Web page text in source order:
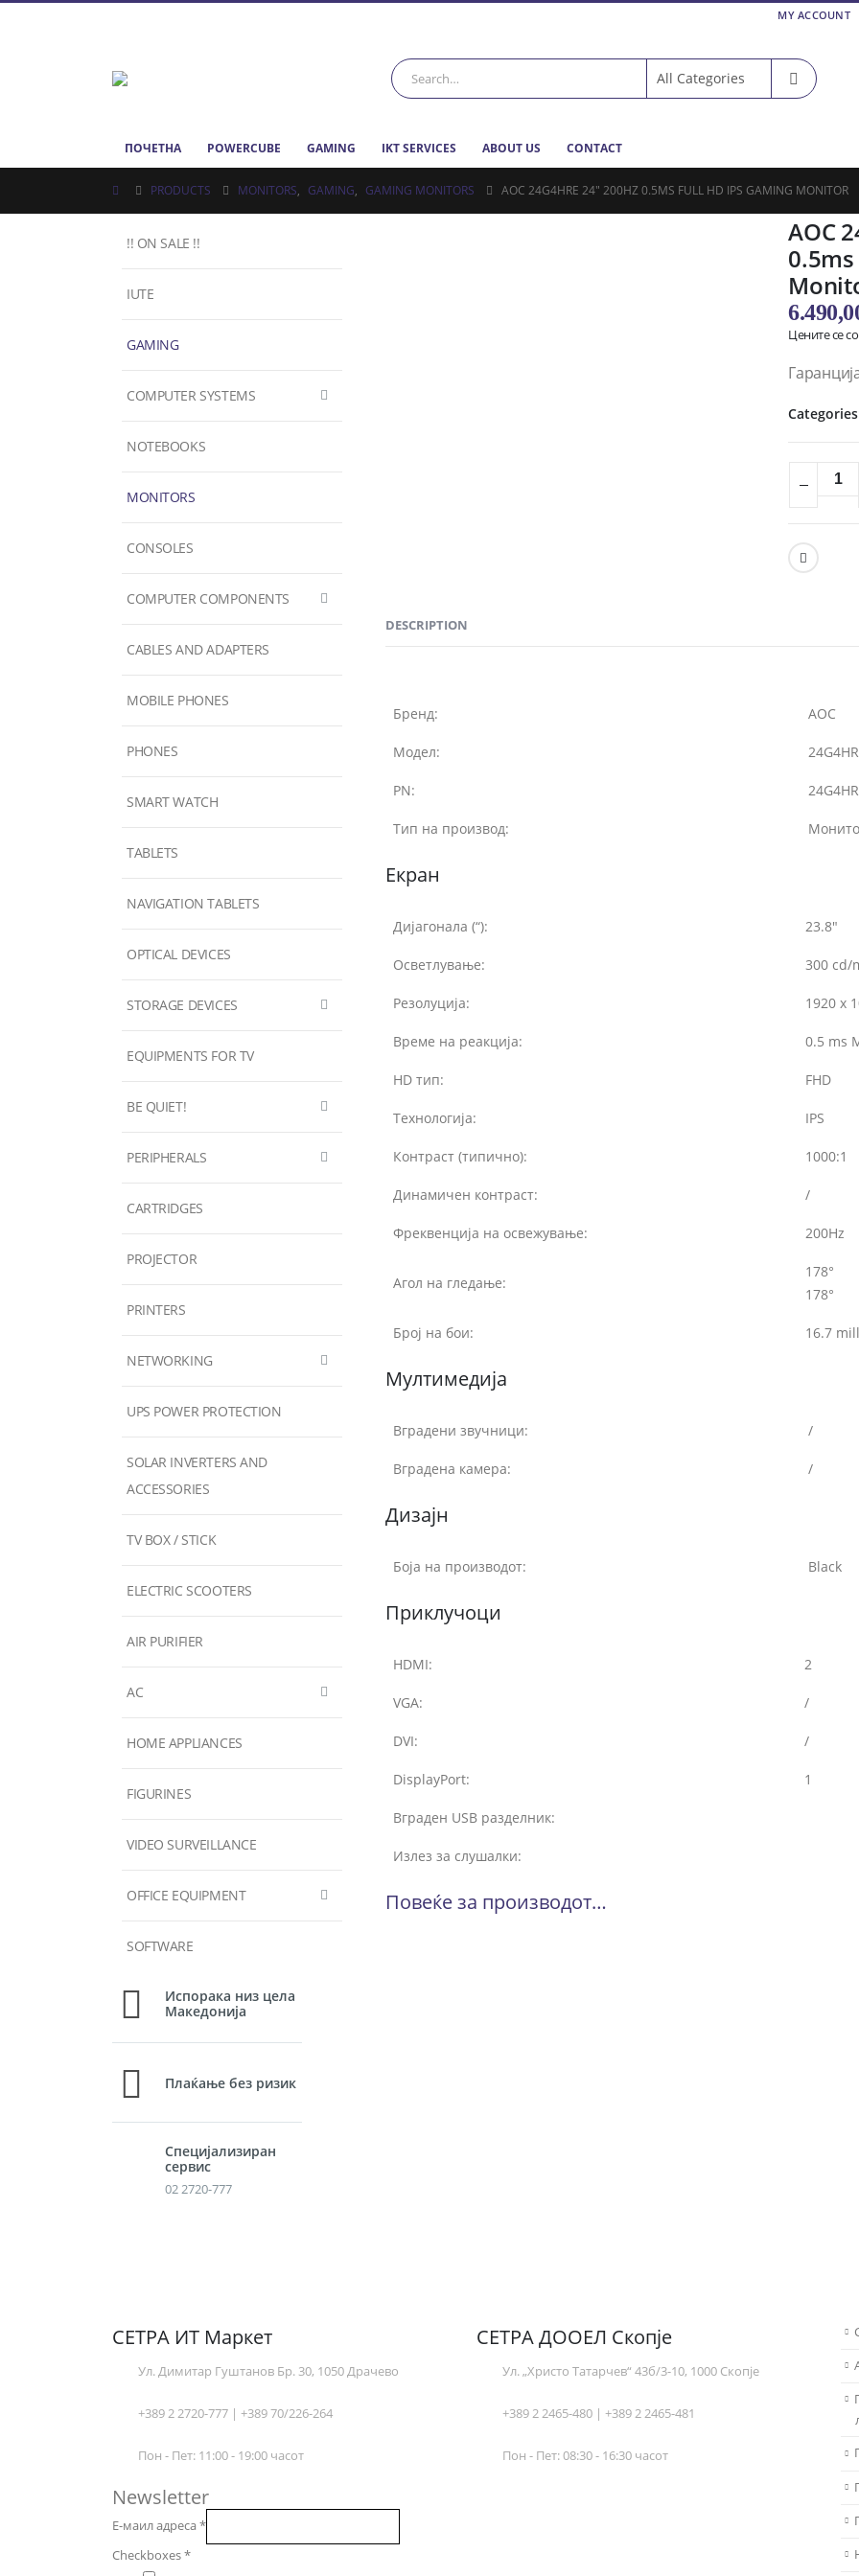
MY ACCOUNT
ПОЧЕТНА POWERCUBE GAMING IKT SERVICES ABOUT US CONTACT
PRODUCTS MONITORS, GAMING, GAMING MONITORS AOC 24G4HRE 24″ 200HZ 0.5MS FULL HD IPS GAMING MONITOR
AOC
0.5ms
Цените се
DESCRIPTION
Бренд: AOC
Модел:
PN:
Тип на производ:
Екран
Дијагонала (“): 23.8″
Осветлување: 300 cd/
Резолуција: 1920 x
Време на реакција: 0.5 ms
HD тип: FHD
Технологија: IPS
Контраст (типично): 1000:1
Динамичен контраст: /
Фреквенција на освежување: 200Hz
Агол на гледање:
178°
178°
Број на бои: 16.7
Мултимедија
Вградени звучници: /
Вградена камера: /
Дизајн
Боја на производот: Black
Приклучоци
HDMI: 2
VGA: /
DVI: /
DisplayPort: 1
Вграден USB разделник:
Излез за слушалки:
Повеќе за производот…
!! ON SALE !!
IUTE
GAMING
COMPUTER SYSTEMS
NOTEBOOKS
MONITORS
CONSOLES
COMPUTER COMPONENTS
CABLES AND ADAPTERS
MOBILE PHONES
PHONES
SMART WATCH
TABLETS
NAVIGATION TABLETS
OPTICAL DEVICES
STORAGE DEVICES
EQUIPMENTS FOR TV
BE QUIET!
PERIPHERALS
CARTRIDGES
PROJECTOR
PRINTERS
NETWORKING
UPS POWER PROTECTION
SOLAR INVERTERS AND
ACCESSORIES
TV BOX / STICK
ELECTRIC SCOOTERS
AIR PURIFIER
AC
HOME APPLIANCES
FIGURINES
VIDEO SURVEILLANCE
OFFICE EQUIPMENT
SOFTWARE
Испорака низ цела
Македонија
Плаќање без ризик
Специјализиран
сервис
02 2720-777
СЕТРА ИТ Маркет
Ул. Димитар Гуштанов Бр. 30, 1050 Драчево
+389 2 2720-777 | +389 70/226-264
Пон - Пет: 11:00 - 19:00 часот
Newsletter
Е-маил адреса*
Checkboxes*
СЕТРА ДООЕЛ Скопје
Ул. „Христо Татарчев“ 43б/3-10, 1000 Скопје
+389 2 2465-480 | +389 2 2465-481
Пон - Пет: 08:30 - 16:30 часот